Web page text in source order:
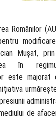
Românilor
Mușat,
în
este
de